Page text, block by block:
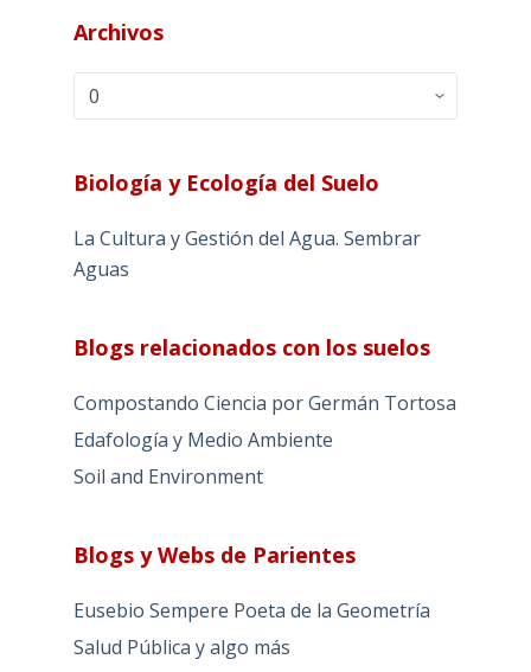
Archivos
Archivos
Biología y Ecología del Suelo
La Cultura y Gestión del Agua. Sembrar
Aguas
Blogs relacionados con los suelos
Compostando Ciencia por Germán Tortosa
Edafología y Medio Ambiente
Soil and Environment
Blogs y Webs de Parientes
Eusebio Sempere Poeta de la Geometría
Salud Pública y algo más